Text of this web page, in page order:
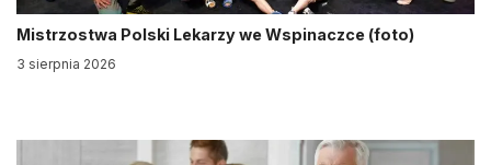
Mistrzostwa Polski Lekarzy we Wspinaczce (foto)
3 sierpnia 2026